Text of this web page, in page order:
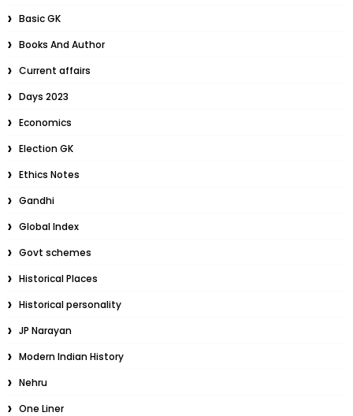
Basic GK
Books And Author
Current affairs
Days 2023
Economics
Election GK
Ethics Notes
Gandhi
Global Index
Govt schemes
Historical Places
Historical personality
JP Narayan
Modern Indian History
Nehru
One Liner